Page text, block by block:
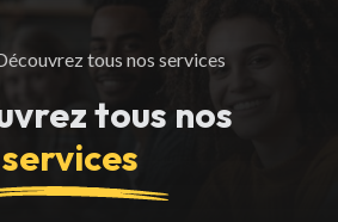
tous nos services
tous nos
services